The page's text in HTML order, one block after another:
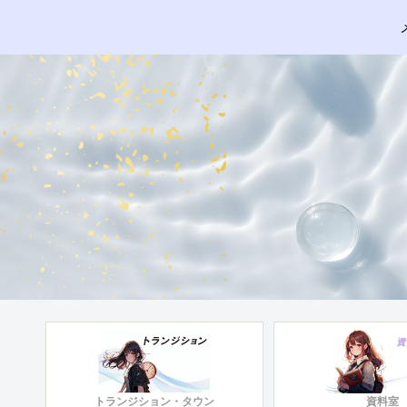
トランジション・タウン 資料室